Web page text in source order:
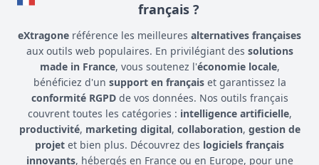
français ?
eXtragone référence les meilleures alternatives françaises
aux outils web populaires. En privilégiant des solutions
made in France, vous soutenez l'économie locale,
bénéficiez d'un support en françaiset garantissez la
conformité RGPDde vos données. Nos outils français
couvrent toutes les catégories : intelligence artificielle,
productivité, marketing digital, collaboration, gestion de
projet et bien plus. Découvrez des logiciels français
innovants, hébergés en France ou en Europe, pour une